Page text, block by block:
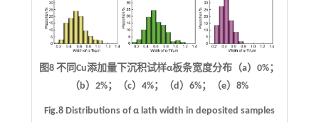
图8 不同Cu添加量下沉积试样α板条宽度分布（a）0%；
（b）2%；（c）4%；（d）6%；（e）8%
Fig.8 Distributions of α lath width in deposited samples